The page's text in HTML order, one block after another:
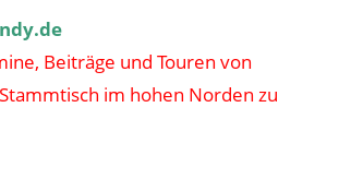
Beiträge und Touren von
im hohen Norden zu